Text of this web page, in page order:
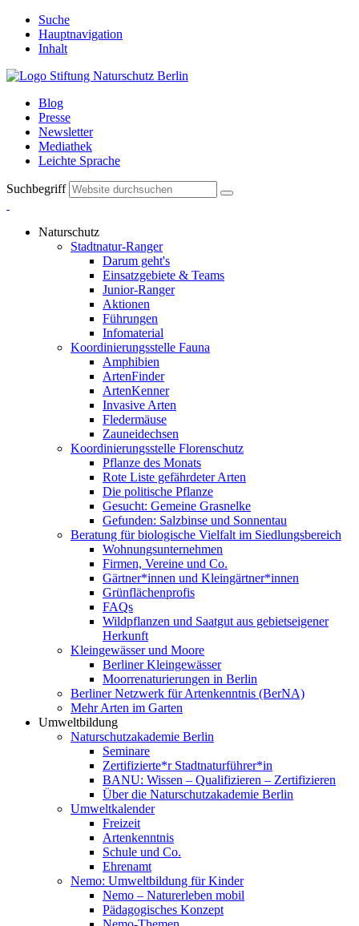
Suche
Hauptnavigation
Inhalt
Blog
Presse
Newsletter
Mediathek
Leichte Sprache
Suchbegriff
Naturschutz
Stadtnatur-Ranger
Darum geht's
Einsatzgebiete & Teams
Junior-Ranger
Aktionen
Führungen
Infomaterial
Koordinierungsstelle Fauna
Amphibien
ArtenFinder
ArtenKenner
Invasive Arten
Fledermäuse
Zauneidechsen
Koordinierungsstelle Florenschutz
Pflanze des Monats
Rote Liste gefährdeter Arten
Die politische Pflanze
Gesucht: Gemeine Grasnelke
Gefunden: Salzbinse und Sonnentau
Beratung für biologische Vielfalt im Siedlungsbereich
Wohnungsunternehmen
Firmen, Vereine und Co.
Gärtner*innen und Kleingärtner*innen
Grünflächenprofis
FAQs
Wildpflanzen und Saatgut aus gebietseigener
Herkunft
Kleingewässer und Moore
Berliner Kleingewässer
Moorrenaturierungen in Berlin
Berliner Netzwerk für Artenkenntnis (BerNA)
Mehr Arten im Garten
Umweltbildung
Naturschutzakademie Berlin
Seminare
Zertifizierte*r Stadtnaturführer*in
BANU: Wissen – Qualifizieren – Zertifizieren
Über die Naturschutzakademie Berlin
Umweltkalender
Freizeit
Artenkenntnis
Schule und Co.
Ehrenamt
Nemo: Umweltbildung für Kinder
Nemo – Naturerleben mobil
Pädagogisches Konzept